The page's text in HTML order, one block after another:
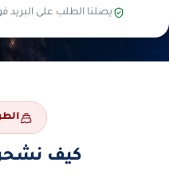
يصلنا الطلب على البريد
كيف نشحن